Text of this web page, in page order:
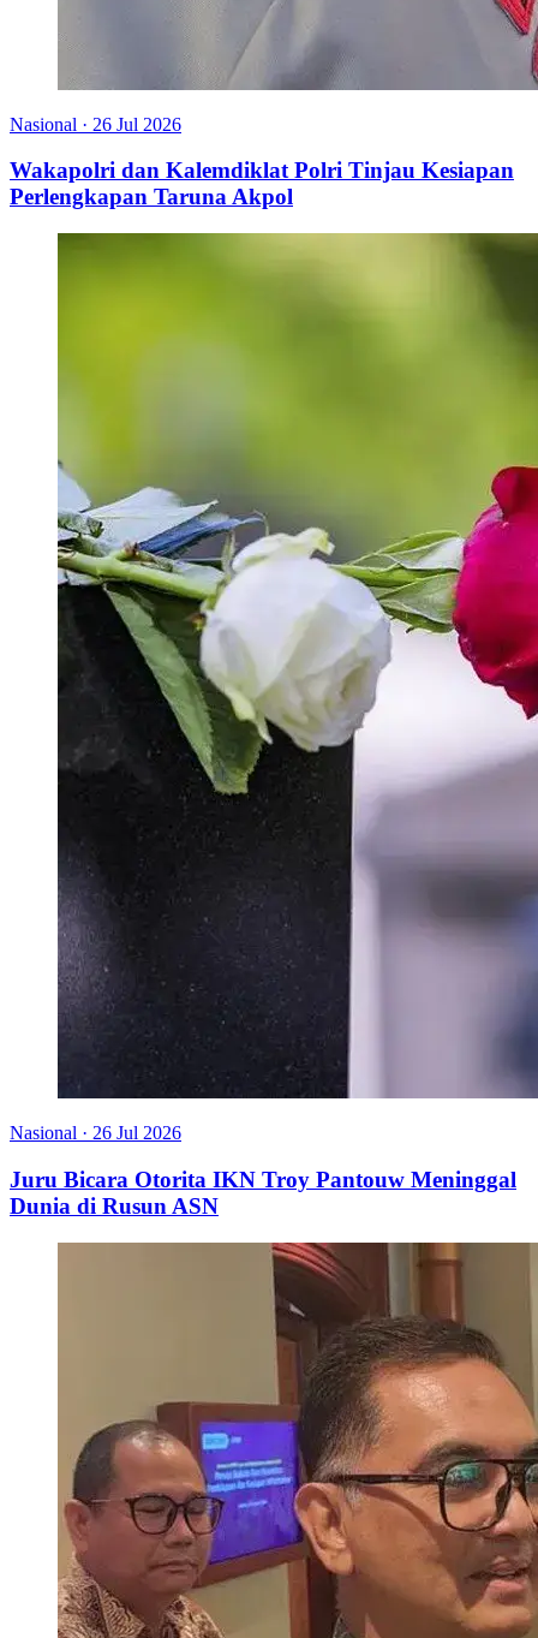
Nasional · 26 Jul 2026
Wakapolri dan Kalemdiklat Polri Tinjau Kesiapan
Perlengkapan Taruna Akpol
Nasional · 26 Jul 2026
Juru Bicara Otorita IKN Troy Pantouw Meninggal
Dunia di Rusun ASN